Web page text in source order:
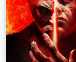
• Нарушитель
Решите
появления новых
• Улучшение